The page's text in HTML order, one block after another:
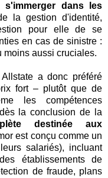
s'immerger dans les
la gestion d'identité,
pour elle de se
en cas de sinistre :
moins aussi cruciales.
a donc préféré
fort – plutôt que de
les compétences
la conclusion de la
destinée aux
est conçu comme un
salariés), incluant
établissements de
de fraude, plans